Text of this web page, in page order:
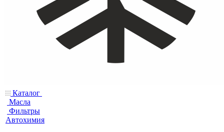
Каталог
Масла
Фильтры
Автохимия